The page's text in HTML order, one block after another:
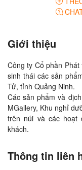
Giới thiệu
Công ty Cổ phần
sinh thái các sản
Tử, tỉnh Quảng Ninh.
Các sản phẩm và
MGallery, Khu nghỉ
trên núi và các hoạt
Thông tin liên